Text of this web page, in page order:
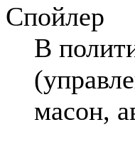
Спойлер
В
масон,